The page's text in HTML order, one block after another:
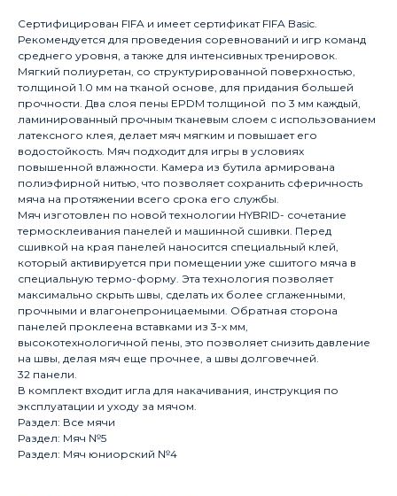
Сертифицирован FIFA и имеет сертификат FIFA Basic.
Рекомендуется для проведения соревнований и игр команд
среднего уровня, а также для интенсивных тренировок.
Мягкий полиуретан, со структурированной поверхностью,
толщиной 1.0 мм на тканой основе, для придания большей
прочности. Два слоя пены EPDM толщиной по 3 мм каждый,
ламинированный прочным тканевым слоем с использованием
латексного клея, делает мяч мягким и повышает его
водостойкость. Мяч подходит для игры в условиях
повышенной влажности. Камера из бутила армирована
полиэфирной нитью, что позволяет сохранить сферичность
мяча на протяжении всего срока его службы.
Мяч изготовлен по новой технологии HYBRID- сочетание
термосклеивания панелей и машинной сшивки. Перед
сшивкой на края панелей наносится специальный клей,
который активируется при помещении уже сшитого мяча в
специальную термо-форму. Эта технология позволяет
максимально скрыть швы, сделать их более сглаженными,
прочными и влагонепроницаемыми. Обратная сторона
панелей проклеена вставками из 3-х мм,
высокотехнологичной пены, это позволяет снизить давление
на швы, делая мяч еще прочнее, а швы долговечней.
32 панели.
В комплект входит игла для накачивания, инструкция по
эксплуатации и уходу за мячом.
Раздел: Все мячи
Раздел: Мяч №5
Раздел: Мяч юниорский №4